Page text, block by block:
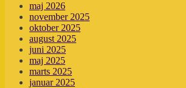
maj 2026
november 2025
oktober 2025
august 2025
juni 2025
maj 2025
marts 2025
januar 2025